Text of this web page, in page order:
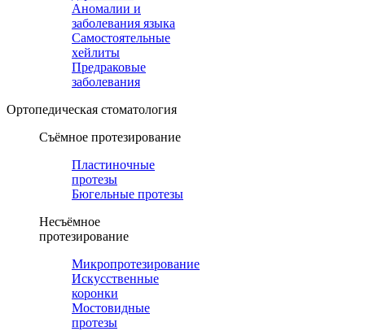
Аномалии и
заболевания языка
Самостоятельные
хейлиты
Предраковые
заболевания
Ортопедическая cтоматология
Съёмное протезирование
Пластиночные
протезы
Бюгельные протезы
Несъёмное
протезирование
Микропротезирование
Искусственные
коронки
Мостовидные
протезы